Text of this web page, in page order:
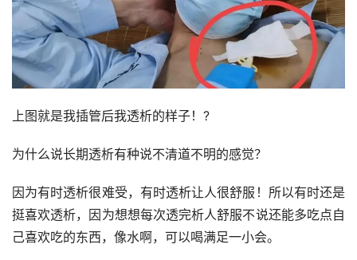
上图就是我插管后我透析的样子！?
为什么说长期透析有种说不清道不明的感觉？
因为有时透析很难受，有时透析让人很舒服！所以有时还是
挺喜欢透析，因为想想每次透完析人舒服不说还能多吃点自
己喜欢吃的东西，像水啊，可以喝满足一小会。